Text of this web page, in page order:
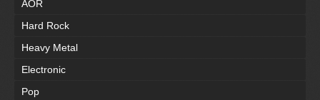
AOR
Hard Rock
Heavy Metal
Electronic
Pop